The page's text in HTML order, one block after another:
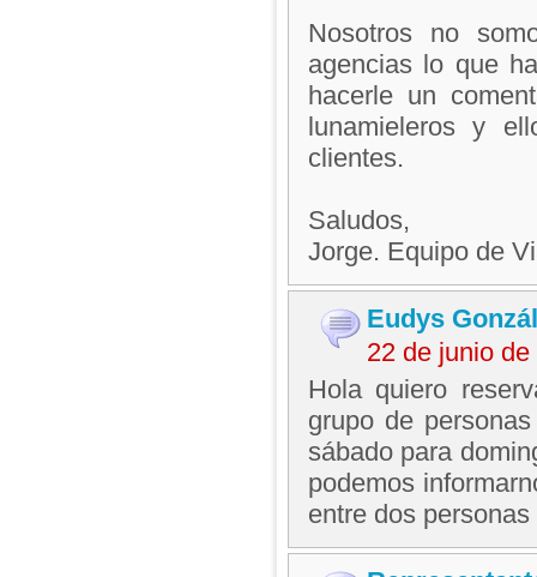
Nosotros no
agencias lo que
hacerle un
lunamieleros y
clientes.
Saludos,
Jorge. Equipo de
Eudys
22 de junio
Hola quiero
grupo de
sábado para
podemos
entre dos